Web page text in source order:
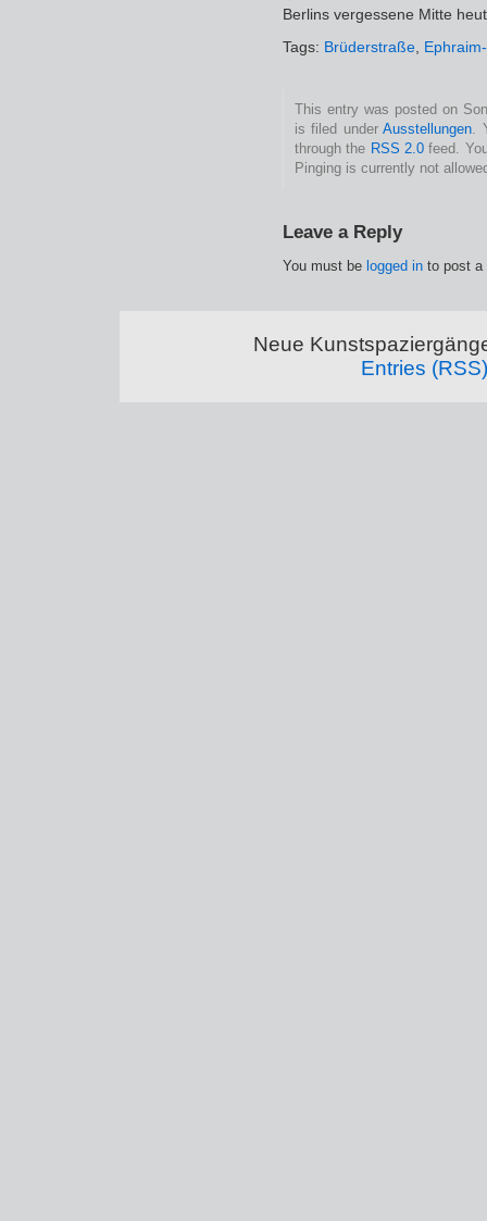
Berlins vergessene Mitte
Tags: Brüderstraße,
This entry was posted on
is filed underAusstellungen.
through the RSS 2.0 feed.
Pinging is currently not
Leave a Reply
You must be logged in to post a
Neue
Entries (RSS)